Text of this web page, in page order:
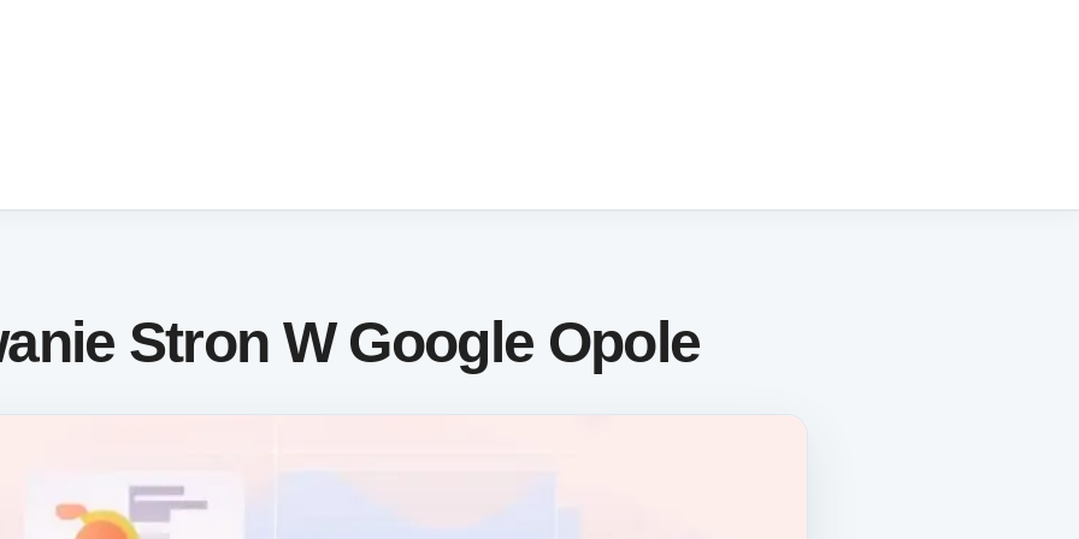
Stron W Google Opole